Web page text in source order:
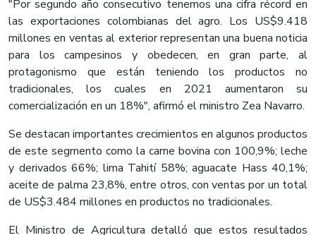
"Por segundo año consecutivo tenemos una cifra récord en
las exportaciones colombianas del agro. Los US$9.418
millones en ventas al exterior representan una buena noticia
para los campesinos y obedecen, en gran parte, al
protagonismo que están teniendo los productos no
tradicionales, los cuales en 2021 aumentaron su
comercialización en un 18%", afirmó el ministro Zea Navarro.
Se destacan importantes crecimientos en algunos productos
de este segmento como la carne bovina con 100,9%; leche
y derivados 66%; lima Tahití 58%; aguacate Hass 40,1%;
aceite de palma 23,8%, entre otros, con ventas por un total
de US$3.484 millones en productos no tradicionales.
El Ministro de Agricultura detalló que estos resultados